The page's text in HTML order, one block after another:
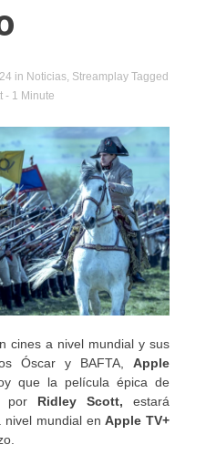
in Noticias, Streamplay Tagged
- 1 Minute
cines a nivel mundial y sus
Óscar y BAFTA, Apple
que la película épica de
porRidley Scott, estará
nivel mundial enApple TV+